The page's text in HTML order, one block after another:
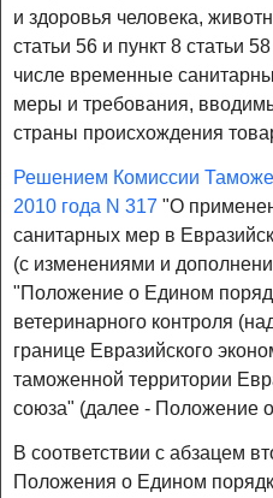
и здоровья человека,
статьи 56 и пункт 8 статьи
числе временные
меры и требования,
страны происхождения
Решением Комиссии
2010 года N 317 "О
санитарных мер в
(с изменениями и
"Положение о Едином
ветеринарного контроля
границе Евразийского
таможенной территории
союза" (далее - Положение
В соответствии с абзацем
Положения о Едином